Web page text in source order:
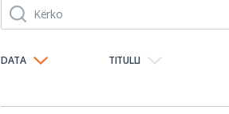
DATA TITULLI